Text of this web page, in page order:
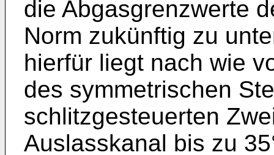
die Abgasgrenzwerte
Norm zukünftig zu
hierfür liegt nach wie
des symmetrischen
schlitzgesteuerten
Auslasskanal bis zu